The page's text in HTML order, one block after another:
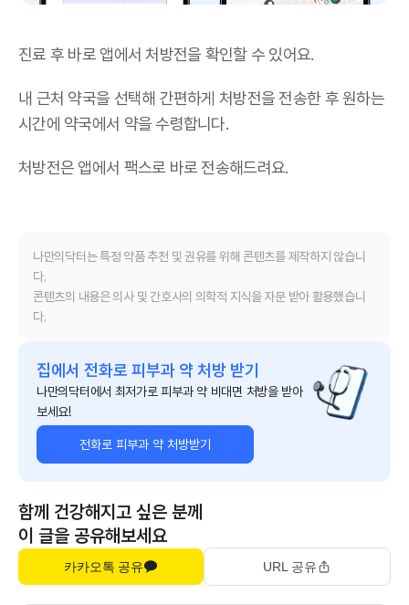
진료 후 바로 앱에서 처방전을 확인할 수 있어요.
내 근처 약국을 선택해 간편하게 처방전을 전송한 후 원하는
시간에 약국에서 약을 수령합니다.
처방전은 앱에서 팩스로 바로 전송해드려요.
나만의닥터는 특정 약품 추천 및 권유를 위해 콘텐츠를 제작하지 않습니
다.
콘텐츠의 내용은 의사 및 간호사의 의학적 지식을 자문 받아 활용했습니
다.
집에서 전화로 피부과 약 처방 받기
나만의닥터에서 최저가로 피부과 약 비대면 처방을 받아
보세요!
전화로 피부과 약 처방받기
함께 건강해지고 싶은 분께
이 글을 공유해보세요
카카오톡 공유 URL 공유